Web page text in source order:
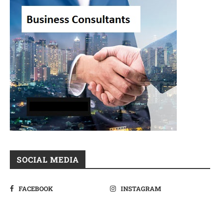
SOCIAL MEDIA
FACEBOOK
INSTAGRAM